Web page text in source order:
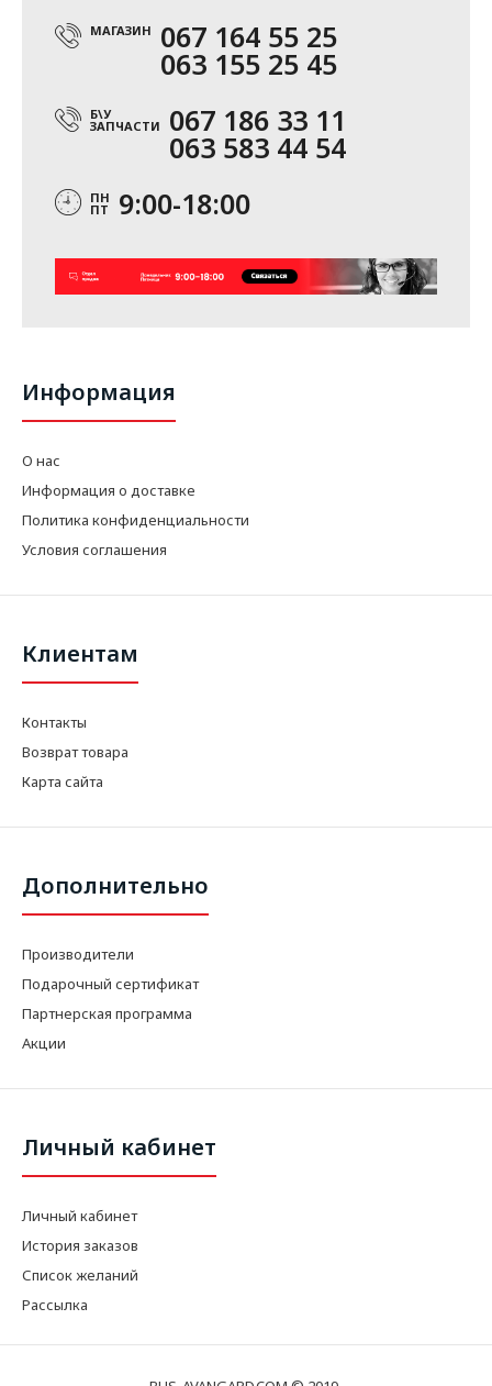
МАГАЗИН 067 164 55 25
063 155 25 45
Б\У
ЗАПЧАСТИ 067 186 33 11
063 583 44 54
ПН
ПТ 9:00-18:00
Информация
О нас
Информация о доставке
Политика конфиденциальности
Условия соглашения
Клиентам
Контакты
Возврат товара
Карта сайта
Дополнительно
Производители
Подарочный сертификат
Партнерская программа
Акции
Личный кабинет
Личный кабинет
История заказов
Список желаний
Рассылка